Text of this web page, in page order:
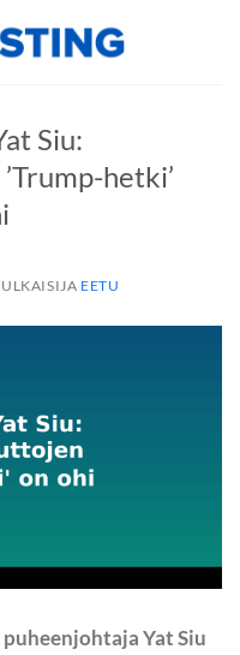
Siu:
hetki’
EETU
Yat Siu